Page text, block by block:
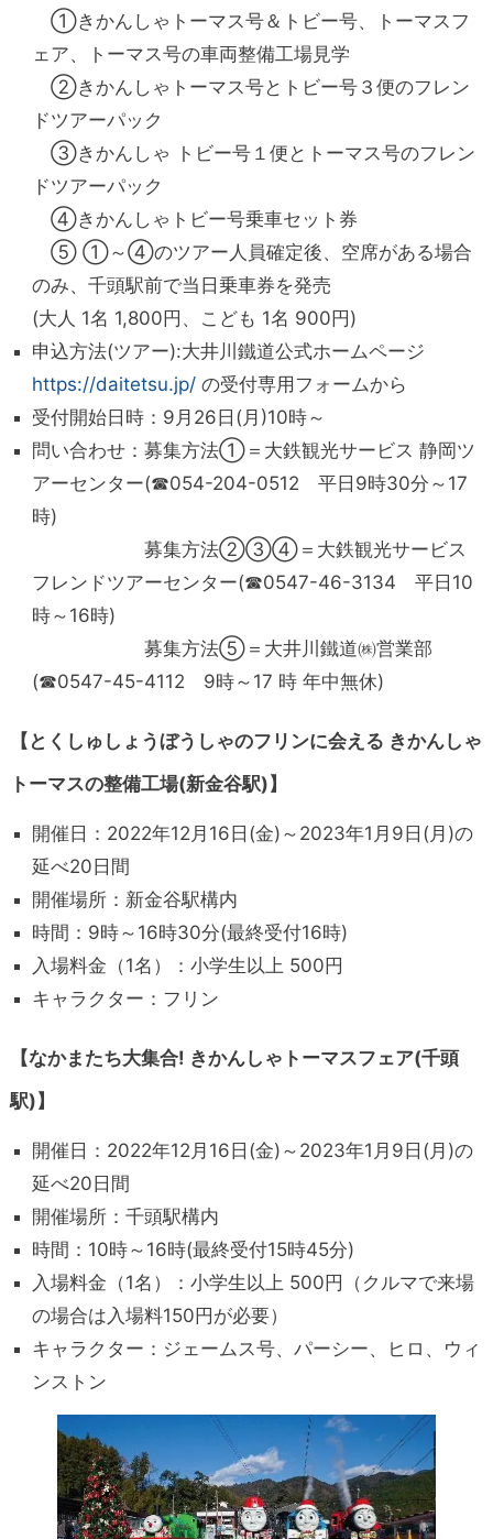
①きかんしゃトーマス号＆トビー号、トーマスフ
ェア、トーマス号の車両整備工場見学
②きかんしゃトーマス号とトビー号３便のフレン
ドツアーパック
③きかんしゃ トビー号１便とトーマス号のフレン
ドツアーパック
④きかんしゃトビー号乗車セット券
⑤ ①～④のツアー人員確定後、空席がある場合
のみ、千頭駅前で当日乗車券を発売
(大人 1名 1,800円、こども 1名 900円)
申込方法(ツアー):大井川鐵道公式ホームページ
https://daitetsu.jp/の受付専用フォームから
受付開始日時：9月26日(月)10時～
問い合わせ：募集方法①＝大鉄観光サービス 静岡ツ
アーセンター(☎054-204-0512 平日9時30分～17
時)
募集方法②③④＝大鉄観光サービス
フレンドツアーセンター(☎0547-46-3134 平日10
時～16時)
募集方法⑤＝大井川鐵道㈱営業部
(☎0547-45-4112 9時～17 時 年中無休)
【とくしゅしょうぼうしゃのフリンに会える きかんしゃ
トーマスの整備工場(新金谷駅)】
開催日：2022年12月16日(金)～2023年1月9日(月)の
延べ20日間
開催場所：新金谷駅構内
時間：9時～16時30分(最終受付16時)
入場料金（1名）：小学生以上 500円
キャラクター：フリン
【なかまたち大集合! きかんしゃトーマスフェア(千頭
駅)】
開催日：2022年12月16日(金)～2023年1月9日(月)の
延べ20日間
開催場所：千頭駅構内
時間：10時～16時(最終受付15時45分)
入場料金（1名）：小学生以上 500円（クルマで来場
の場合は入場料150円が必要）
キャラクター：ジェームス号、パーシー、ヒロ、ウィ
ンストン